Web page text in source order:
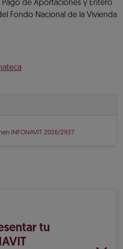
de Aportaciones y Entero
Fondo Nacional de la Vivienda
INFONAVIT 2026/2937
tu